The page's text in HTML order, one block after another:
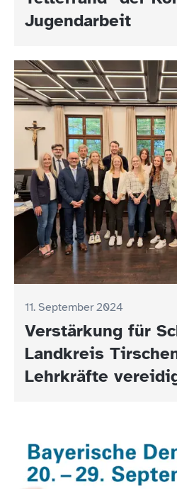
Jugendarbeit
11. September 2024
Verstärkung für
Landkreis
Lehrkräfte